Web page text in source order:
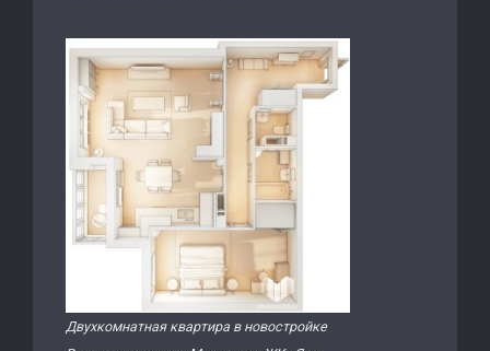
Двухкомнатная квартира в новостройке